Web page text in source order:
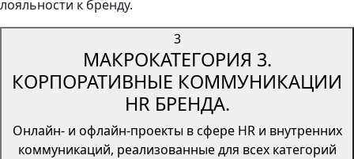
лояльности к бренду.
3
МАКРОКАТЕГОРИЯ 3.
КОРПОРАТИВНЫЕ КОММУНИКАЦИИ
HR БРЕНДА.
Онлайн- и офлайн-проекты в сфере HR и внутренних
коммуникаций, реализованные для всех категорий